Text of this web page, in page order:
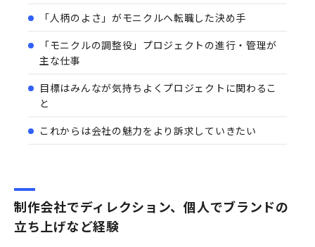
「人柄のよさ」がモニクルへ転職した決め手
「モニクルの調整役」プロジェクトの進行・管理が
主な仕事
目標はみんなが気持ちよくプロジェクトに関わるこ
と
これからは会社の魅力をより訴求していきたい
制作会社でディレクション、個人でブランドの
立ち上げなど経験